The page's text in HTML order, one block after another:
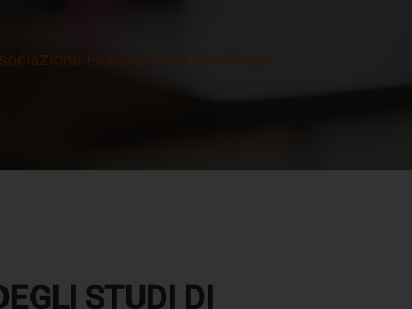
Festival della Sociologia
STUDI DI